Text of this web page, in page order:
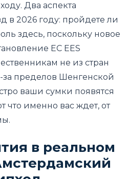
Два аспекта
в 2026 году: пройдете ли
здесь, поскольку новое
ЕС EES
не из стран
пределов Шенгенской
ваши сумки появятся
что именно вас ждет, от
в реальном